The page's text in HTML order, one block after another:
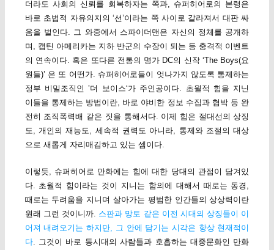
더라도 사회의 신뢰를 회복하자는 쪽과, 슈퍼히어로의 본령은
바로 초법적 자유의지의 ‘선’이라는 쪽 사이로 갈라져서 대판 싸
움을 벌인다. 그 와중에서 스파이더맨은 자신의 정체를 공개하
며, 캡틴 아메리카는 지하 반군의 수장이 되는 등 충격적 이벤트
의 연속이다. 혹은 또다른 전통의 명가 DC의 신작 ‘The Boys(요
원들)’ 은 또 어떤가. 슈퍼히어로들이 엇나가지 않도록 통제하는
정부 비밀조직인 ’더 보이스‘가 주인공이다. 초월적 힘을 지닌
이들을 통제하는 방법이란, 바로 야비한 정보 수집과 협박 등 완
전히 조직폭력배 같은 짓을 통해서다. 이제 힘은 절대선의 상징
도, 개인의 재능도, 세속적 권력도 아니라, 통제와 조절의 대상
으로 새롭게 자리매김하고 있는 셈이다.
이렇듯, 슈퍼히어로 만화에는 힘에 대한 당대의 관점이 담겨있
다. 초월적 힘이라는 것이 지니는 함의에 대해서 때로는 동경,
때로는 두려움을 지니며 살아가는 평범한 인간들의 상상력이란
원래 그런 것이니까. 스판과 망토 같은 이전 시대의 상징들이 이
어져 내려오기는 하지만, 그 안에 담기는 시각은 항상 현재적이
다. 그것이 바로 동시대의 사람들과 호흡하는 대중문화인 만화